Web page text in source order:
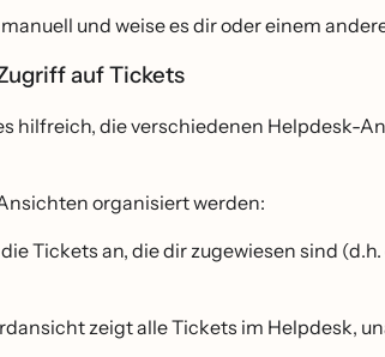
und weise es dir oder einem
auf Tickets
hilfreich, die verschiedenen Helpdesk-
organisiert werden:
Tickets an, die dir zugewiesen sind
zeigt alle Tickets im Helpdesk,